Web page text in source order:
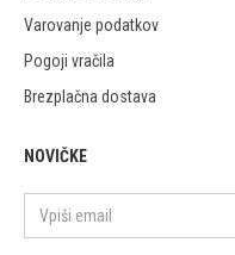
Varovanje podatkov
Pogoji vračila
Brezplačna dostava
NOVIČKE